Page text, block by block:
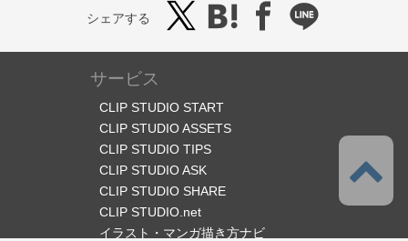
シェアする
サービス
CLIP STUDIO START
CLIP STUDIO ASSETS
CLIP STUDIO TIPS
CLIP STUDIO ASK
CLIP STUDIO SHARE
CLIP STUDIO.net
イラスト・マンガ描き方ナビ